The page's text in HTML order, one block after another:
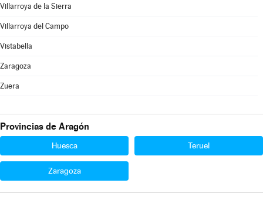
Villarroya de la Sierra
Villarroya del Campo
Vistabella
Zaragoza
Zuera
Provincias de Aragón
Huesca Teruel
Zaragoza